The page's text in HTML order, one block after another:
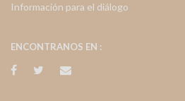
Información para el diálogo
ENCONTRANOS EN :